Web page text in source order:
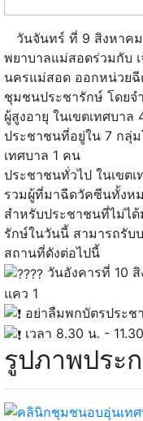
วันจันทร์ ที่ 9 สิงหาคม
พยาบาลแม่สอดร่วมกับ
นครแม่สอด ออกหน่วย
ชุมชนประชารักษ์ โดยจ
ผู้สูงอายุ ในเขตเทศบา
ประชาชนที่อยู่ใน 7 กลุ่ม
เทศบาล 1 คน
ประชาชนทั่วไป ในเขต
รวมผู้ที่มาฉีดวัคซีนทั้งห
สำหรับประชาชนที่ไม่ไ
รักษ์ในวันนี้ สามารถรับ
สถานที่ดังต่อไปนี้
วันอังคารที่ 10
แคว 1
อย่าลืมพกบัตรประช
เวลา 8.30 น. -
รูปภาพประ